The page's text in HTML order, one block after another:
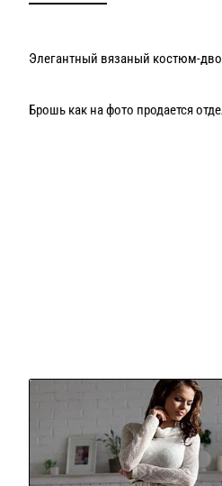
Элегантный вязаный костюм-
Брошь как на фото продается